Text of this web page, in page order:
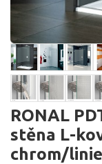
RONAL
stěna L-
chrom/linie